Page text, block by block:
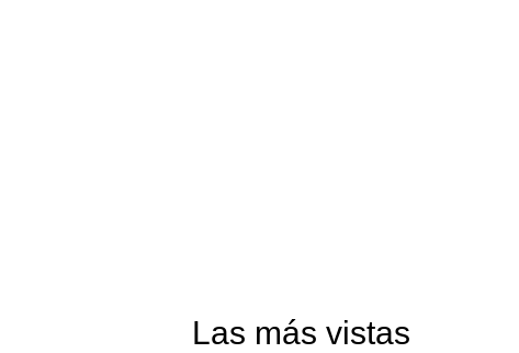
Las más vistas